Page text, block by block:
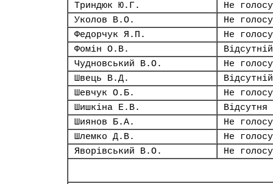
Триндюк Ю.Г.
Не
Уколов В.О.
Не
Федорчук Я.П.
Не
Фомін О.В.
Відсутній
Чудновський В.О.
Не
Швець В.Д.
Відсутній
Шевчук О.Б.
Не
Шишкіна Е.В.
Відсутня
Шиянов Б.А.
Не
Шлемко Д.В.
Не
Яворівський В.О.
Не